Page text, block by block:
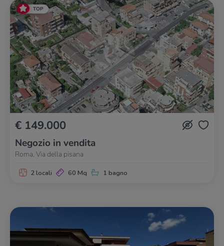
TOP
€ 149.000
Negozio in vendita
Roma, Via della pisana
2 locali 60 Mq 1 bagno